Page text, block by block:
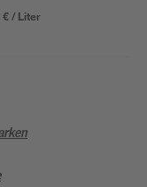
€ / Liter